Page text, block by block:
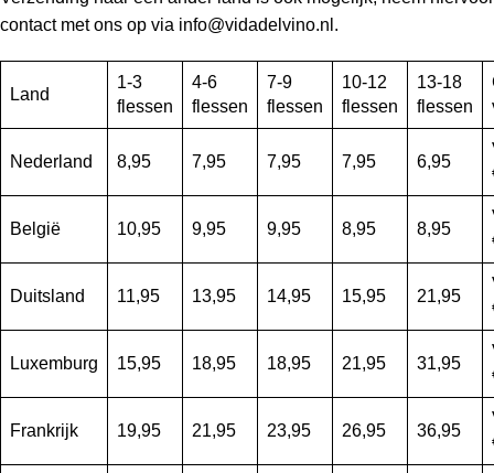
contact met ons op via info@vidadelvino.nl.
Land
1-3
flessen
4-6
flessen
7-9
flessen
10-12
flessen
13-18
flessen
Nederland 8,95 7,95 7,95 7,95 6,95
België 10,95 9,95 9,95 8,95 8,95
Duitsland 11,95 13,95 14,95 15,95 21,95
Luxemburg 15,95 18,95 18,95 21,95 31,95
Frankrijk 19,95 21,95 23,95 26,95 36,95